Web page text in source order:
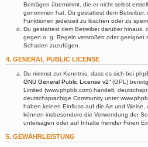
Beiträgen übernimmt, die er nicht selbst
genommen hat. Du gestattest dem
Funktionen jederzeit zu löschen oder zu
Du gestattest dem Betreiber darüber hinaus,
gegen o. g. Regeln verstoßen oder geeignet
Schaden zuzufügen.
4. GENERAL PUBLIC LICENSE
Du nimmst zur Kenntnis, dass es sich bei
GNU General Public License v2“ (GPL)
Limited (www.phpbb.com) handelt;
deutschsprachige Community unter
haben keinen Einfluss auf die Art und Weise,
können insbesondere die Verwendung der
untersagen oder auf Inhalte fremder Foren
5. GEWÄHRLEISTUNG